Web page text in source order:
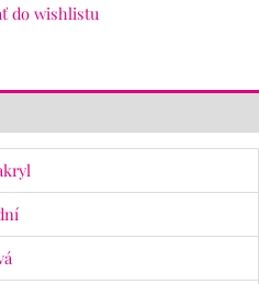
do wishlistu